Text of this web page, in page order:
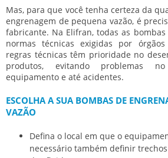
Mas, para que você tenha certeza da
engrenagem de pequena vazão, é
fabricante. Na Elifran, todas as
normas técnicas exigidas por
regras técnicas têm prioridade no
produtos, evitando problemas
equipamento e até acidentes.
ESCOLHA A SUA BOMBAS DE
VAZÃO
Defina o local em que o
necessário também definir